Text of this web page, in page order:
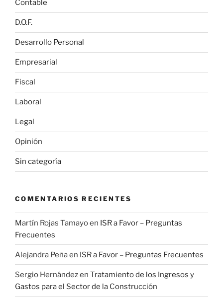
Contable
D.O.F.
Desarrollo Personal
Empresarial
Fiscal
Laboral
Legal
Opinión
Sin categoría
COMENTARIOS RECIENTES
Martín Rojas Tamayoen ISR a Favor – Preguntas
Frecuentes
Alejandra Peñaen ISR a Favor – Preguntas Frecuentes
Sergio Hernándezen Tratamiento de los Ingresos y
Gastos para el Sector de la Construcción